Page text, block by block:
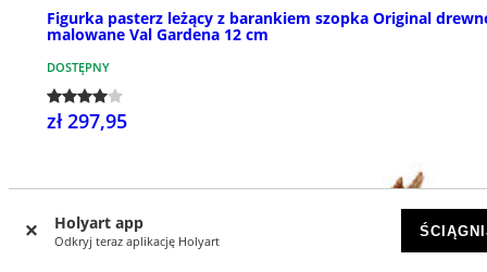
Holyart app
Odkryj teraz aplikację Holyart
Figurka pasterz leżący z barankiem szopka Original
malowane Val Gardena 12 cm
DOSTĘPNY
zł 297,95